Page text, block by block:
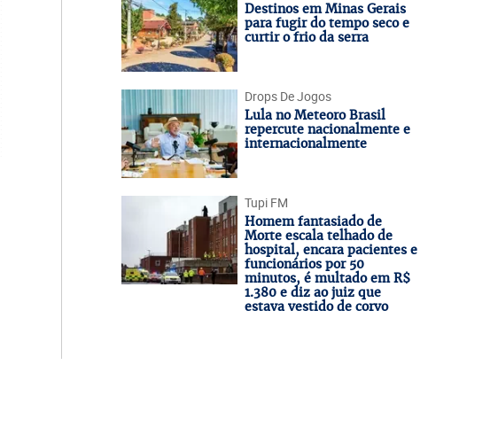
Destinos em Minas Gerais
para fugir do tempo seco e
curtir o frio da serra
Drops De Jogos
Lula no Meteoro Brasil
repercute nacionalmente e
internacionalmente
Tupi FM
Homem fantasiado de
Morte escala telhado de
hospital, encara pacientes e
funcionários por 50
minutos, é multado em R$
1.380 e diz ao juiz que
estava vestido de corvo